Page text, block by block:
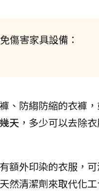
傷害家具設備：
、防縐防縮的衣褲
天 ，多少可以去除
額外印染的衣服，
然清潔劑來取代化